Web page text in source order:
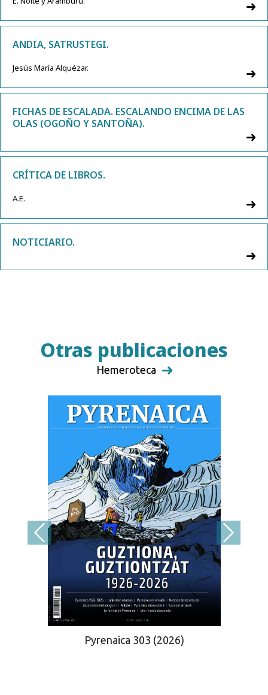
ANDIA, SATRUSTEGI.
Jesús María Alquézar.
FICHAS DE ESCALADA. ESCALANDO ENCIMA DE LAS
OLAS (OGOÑO Y SANTOÑA).
CRÍTICA DE LIBROS.
A.E.
NOTICIARIO.
Otras publicaciones
Hemeroteca
Pyrenaica 303 (2026)